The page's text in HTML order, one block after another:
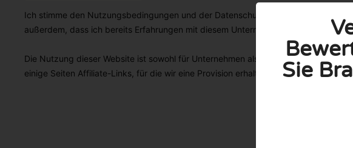
Ich stimme den Nutzungsbedingungen und der Datenschutzrichtlinie zu, indem
außerdem, dass ich bereits Erfahrungen mit diesem Unternehmen gemacht habe.
Die Nutzung dieser Website ist sowohl für Unternehmen als auch für Nutzer völlig
einige Seiten Affiliate-Links, für die wir eine Provision erhalten können.Sie